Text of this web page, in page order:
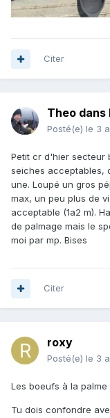
Citer
Theo dans
Posté(e) le 3
Petit cr d'hier secteur
seiches acceptables,
une. Loupé un gros
max, un peu plus de
acceptable (1a2 m).
de palmage mais le
moi par mp. Bises
Citer
roxy
Posté(e) le 3
Les boeufs à la palme
Tu dois confondre